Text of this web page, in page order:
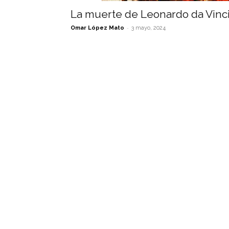
La muerte de Leonardo da
Omar López Mato - 3 mayo, 2024